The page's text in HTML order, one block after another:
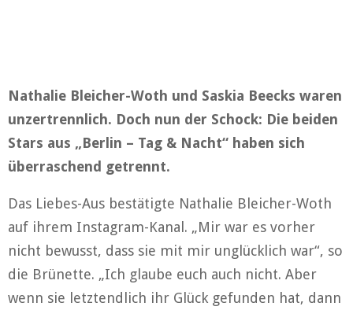
Nathalie Bleicher-Woth und Saskia Beecks waren
unzertrennlich. Doch nun der Schock: Die beiden
Stars aus „Berlin – Tag & Nacht“ haben sich
überraschend getrennt.
Das Liebes-Aus bestätigte Nathalie Bleicher-Woth
auf ihrem Instagram-Kanal. „Mir war es vorher
nicht bewusst, dass sie mit mir unglücklich war“, so
die Brünette. „Ich glaube euch auch nicht. Aber
wenn sie letztendlich ihr Glück gefunden hat, dann